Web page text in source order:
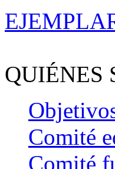
QUIÉNES
Comité
Comité